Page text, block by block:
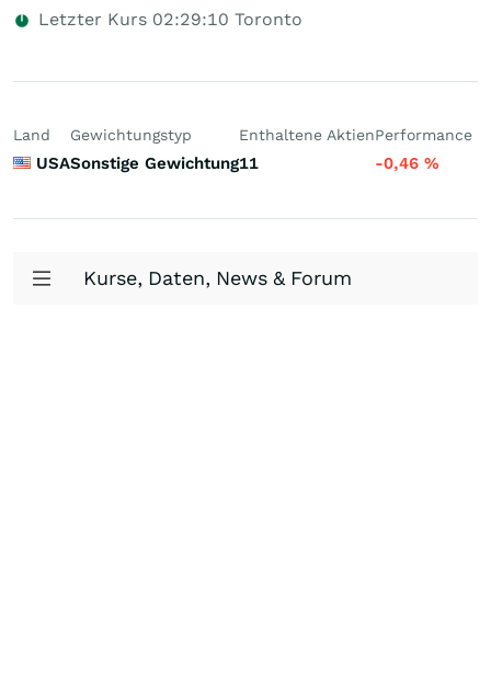
Letzter Kurs 02:29:10 Toronto
Land
USA
Gewichtungstyp
Sonstige Gewichtung
Enthaltene Aktien
11
Performance 1
-0,46 %
Kurse, Daten, News & Forum